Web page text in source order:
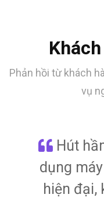
Phản hồi từ khách
vụ
Hút
dụng
hiện đại,
Hút
làm
sạch
Gia
đã sử
cầu Hữu
Hút
tính giá
bạch,
Cảm
Nghị –
gàng